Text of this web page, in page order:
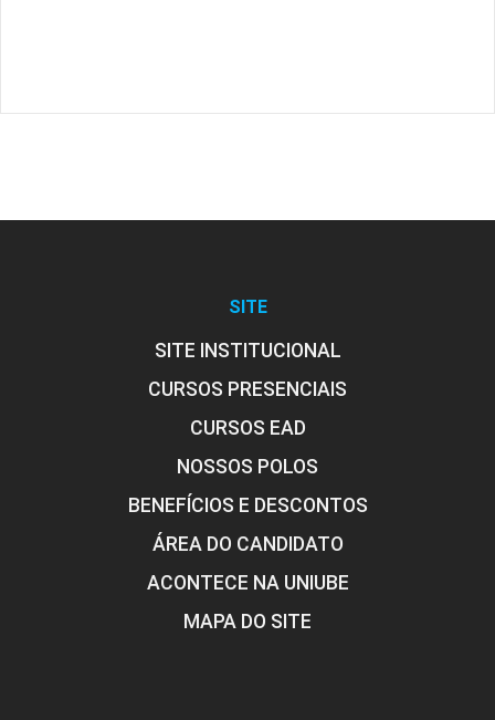
SITE
SITE INSTITUCIONAL
CURSOS PRESENCIAIS
CURSOS EAD
NOSSOS POLOS
BENEFÍCIOS E DESCONTOS
ÁREA DO CANDIDATO
ACONTECE NA UNIUBE
MAPA DO SITE